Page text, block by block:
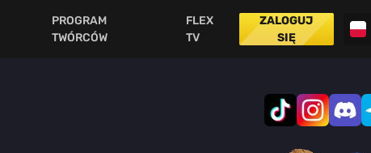
PROGRAM
TWÓRCÓW
FLEX
TV
ZALOGUJ
SIĘ